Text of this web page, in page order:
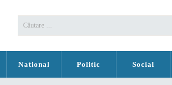
National Politic Social